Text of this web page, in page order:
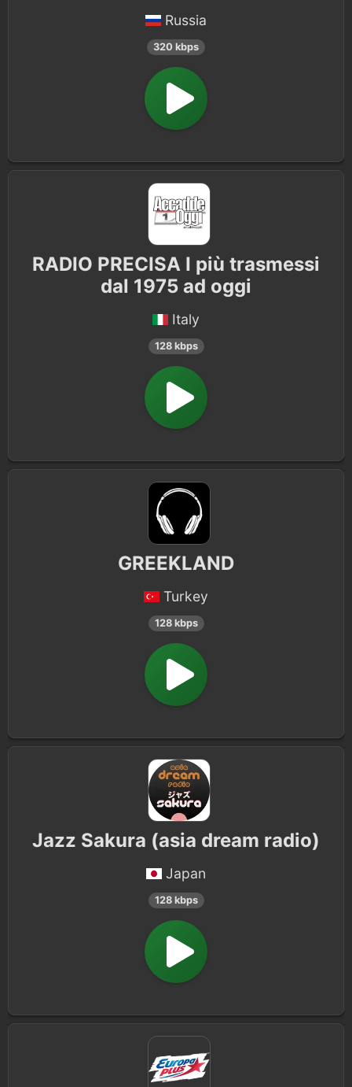
Russia
320 kbps
RADIO PRECISA I più trasmessi
dal 1975 ad oggi
Italy
128 kbps
GREEKLAND
Turkey
128 kbps
Jazz Sakura (asia dream radio)
Japan
128 kbps